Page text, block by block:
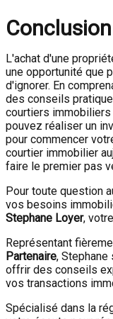
Conclusion
L'achat d'une
une opportunité que
d'ignorer. En
des conseils
courtiers
pouvez réaliser un
pour commencer
courtier immobilier
faire le premier pas
Pour toute question
vos besoins
Stephane Loyer, votre
Représentant
Partenaire,
offrir des conseils
vos transactions
Spécialisé dans la